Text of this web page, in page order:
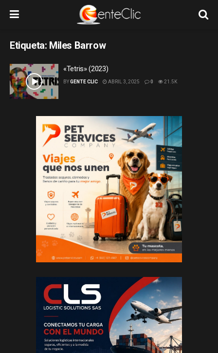
Etiqueta: Miles Barrow
«Tetris» (2023)
BYGENTE CLIC ABRIL 3, 2025 0 21.5K